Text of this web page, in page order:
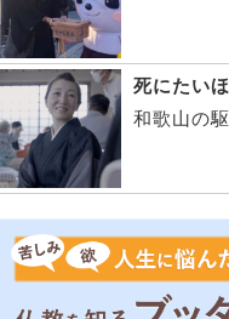
死にたい
和歌山の